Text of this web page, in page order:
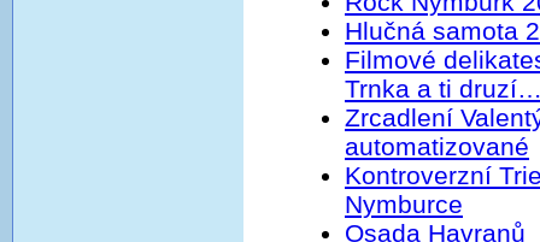
Hlučná samota
Filmové
Trnka a ti
Zrcadlení
automatizované
Kontroverzní
Nymburce
Osada Havranů